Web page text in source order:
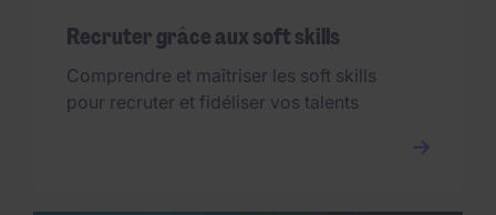
Recruter grâce aux soft skills
Comprendre et maîtriser les soft skills
pour recruter et fidéliser vos talents